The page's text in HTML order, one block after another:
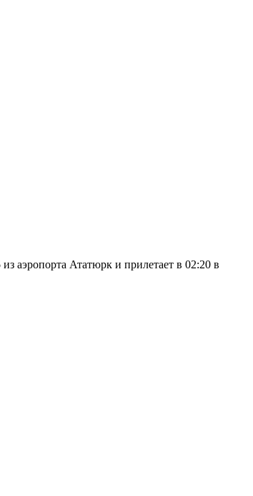
аэропорта Ататюрк и прилетает в 02:20 в